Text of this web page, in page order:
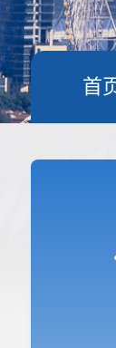
首